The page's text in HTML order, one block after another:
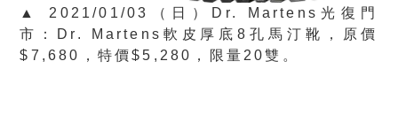
▲ 2021/01/03（日）Dr. Martens光復門
市：Dr. Martens軟皮厚底8孔馬汀靴，原價
$7,680，特價$5,280，限量20雙。